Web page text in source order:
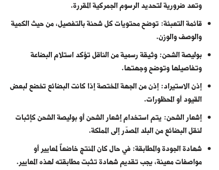
وتعد ضرورية لتحديد الرسوم الجمركية المقررة.
قائمة التعبئة: توضح محتويات كل شحنة بالتفصيل، من حيث الكمية
والوصف والوزن.
بوليصة الشحن: وثيقة رسمية من الناقل تؤكد استلام البضاعة
وتفاصيلها وتوضح وجهتها.
إذن الاستيراد: إذن من الجهة المختصة إذا كانت البضائع تخضع لبعض
القيود أو المحظورات.
إشعار الشحن: يتم استخدام إشعار الشحن أو بوليصة الشحن كإثبات
لنقل البضائع من البلد المصدّر إلى المملكة.
شهادة الجودة والمطابقة: في حال كان المنتج خاضعاً لمعايير أو
مواصفات معينة، يجب تقديم شهادة تثبت مطابقته لهذه المعايير.